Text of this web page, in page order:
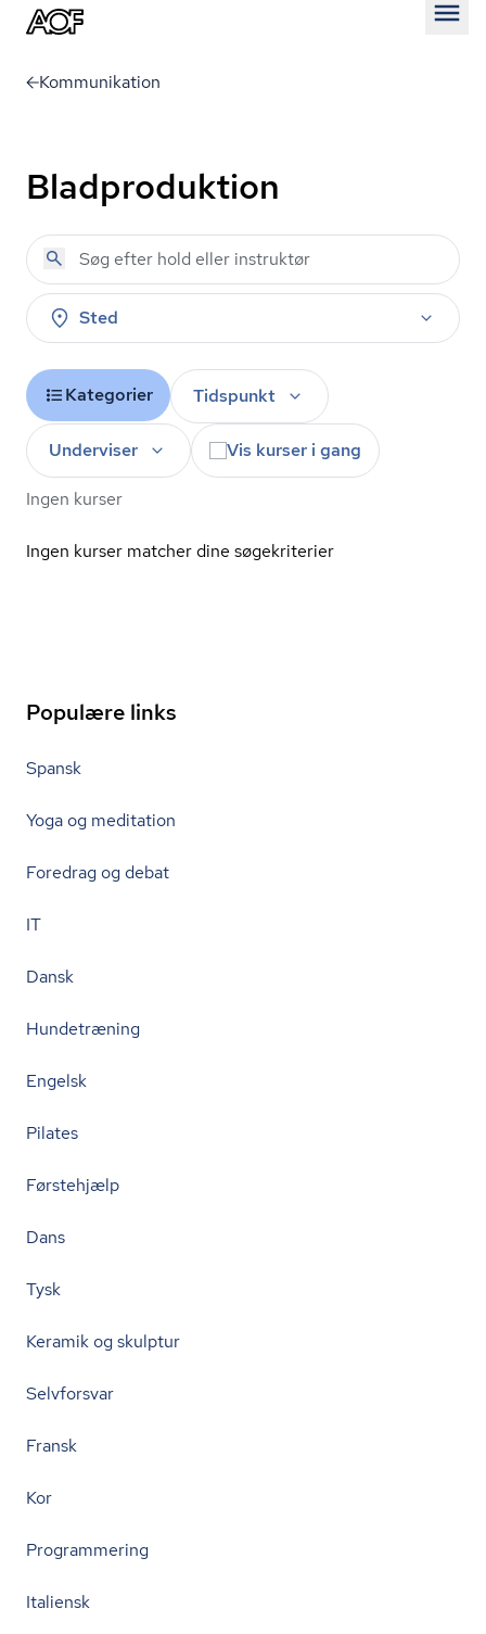
Kommunikation
Bladproduktion
Sted
Kategorier Tidspunkt
Underviser Vis kurser i gang
Ingen kurser
Ingen kurser matcher dine søgekriterier
Populære links
Spansk
Yoga og meditation
Foredrag og debat
IT
Dansk
Hundetræning
Engelsk
Pilates
Førstehjælp
Dans
Tysk
Keramik og skulptur
Selvforsvar
Fransk
Kor
Programmering
Italiensk